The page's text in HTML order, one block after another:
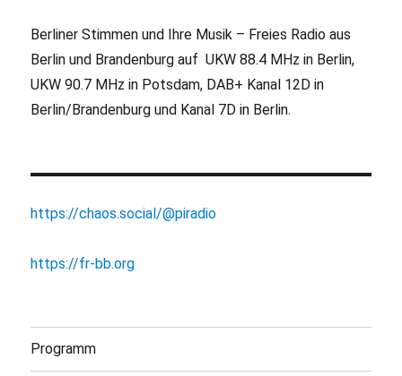
Berliner Stimmen und Ihre Musik – Freies Radio aus
Berlin und Brandenburg auf UKW 88.4 MHz in Berlin,
UKW 90.7 MHz in Potsdam, DAB+ Kanal 12D in
Berlin/Brandenburg und Kanal 7D in Berlin.
https://chaos.social/@piradio
https://fr-bb.org
Programm